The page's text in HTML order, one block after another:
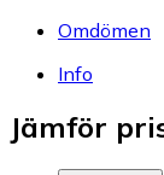
Omdömen
Info
Jämför